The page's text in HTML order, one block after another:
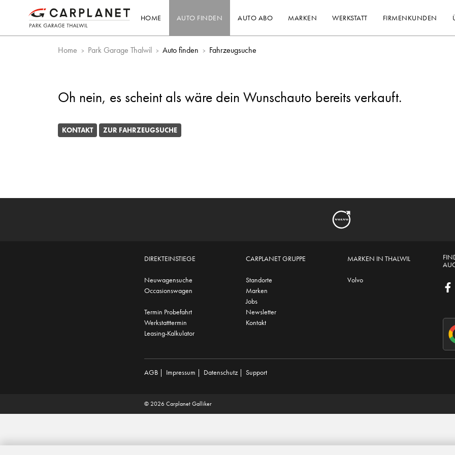
HOME AUTO FINDEN AUTO ABO MARKEN WERKSTATT FIRMENKUNDEN
Home Park Garage Thalwil Auto finden Fahrzeugsuche
Oh nein, es scheint als wäre dein Wunschauto bereits verkauft.
KONTAKT ZUR FAHRZEUGSUCHE
DIREKTEINSTIEGE
Neuwagensuche
Occasionswagen
Termin Probefahrt
Werkstatttermin
Leasing-Kalkulator
CARPLANET GRUPPE
Standorte
Marken
Jobs
Newsletter
Kontakt
MARKEN IN THALWIL
Volvo
AGB | Impressum | Datenschutz| Support
© 2026 Carplanet Galliker